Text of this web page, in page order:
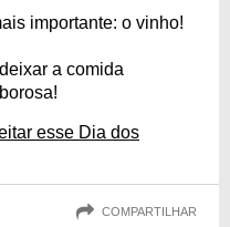
importante: o vinho!
a comida
esse Dia dos
COMPARTILHAR